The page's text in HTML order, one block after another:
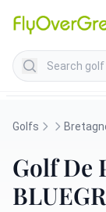
Search golf
Golfs
Golf De